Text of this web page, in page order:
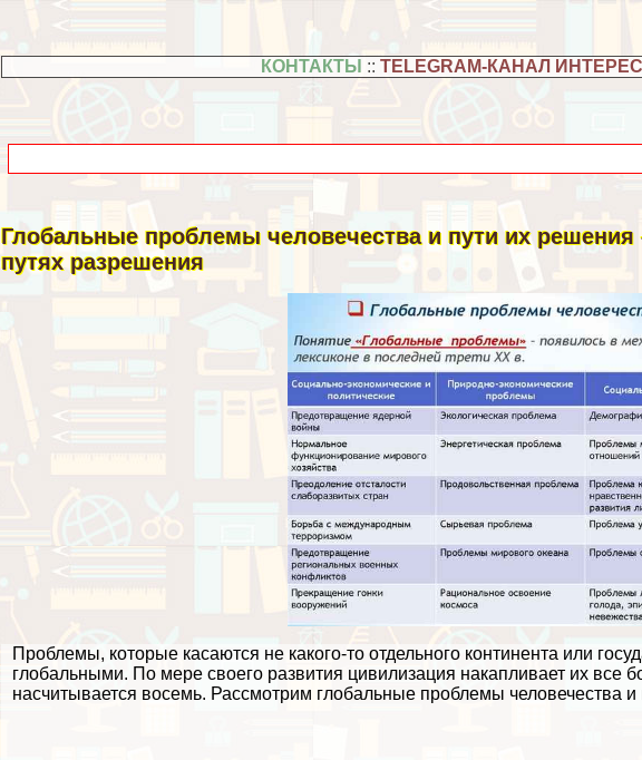
КОНТАКТЫ ::TELEGRAM-КАНАЛ
Глобальные проблемы человечества и пути их
путях разрешения
Проблемы, которые касаются не какого-то отдельного континента или
глобальными. По мере своего развития цивилизация накапливает их все
насчитывается восемь. Рассмотрим глобальные проблемы человечества